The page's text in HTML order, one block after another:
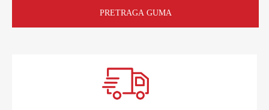
PRETRAGA GUMA